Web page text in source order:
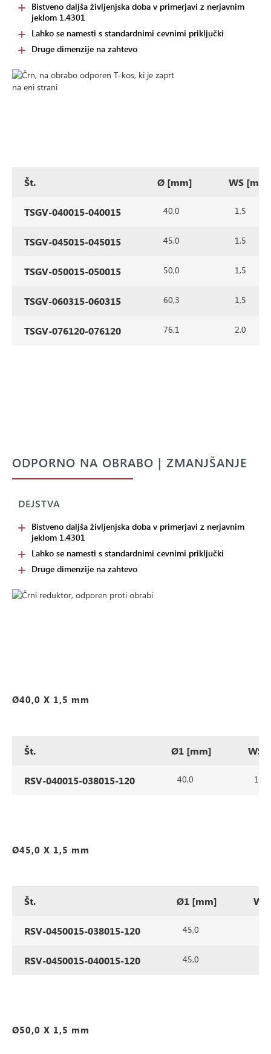
Bistveno daljša življenjska doba v primerjavi z nerjavnim
jeklom 1.4301
Lahko se namesti s standardnimi cevnimi priključki
Druge dimenzije na zahtevo
Št. Ø [mm] WS [mm]
TSGV-040015-040015 40,0 1,5
TSGV-045015-045015 45,0 1,5
TSGV-050015-050015 50,0 1,5
TSGV-060315-060315 60,3 1,5
TSGV-076120-076120 76,1 2,0
ODPORNO NA OBRABO | ZMANJŠANJE
DEJSTVA
Bistveno daljša življenjska doba v primerjavi z nerjavnim
jeklom 1.4301
Lahko se namesti s standardnimi cevnimi priključki
Druge dimenzije na zahtevo
Ø40,0 X 1,5 mm
Št. Ø1 [mm]
RSV-040015-038015-120 40,0 1,5
Ø45,0 X 1,5 mm
Št. Ø1 [mm]
RSV-0450015-038015-120 45,0
RSV-0450015-040015-120 45,0
Ø50,0 X 1,5 mm